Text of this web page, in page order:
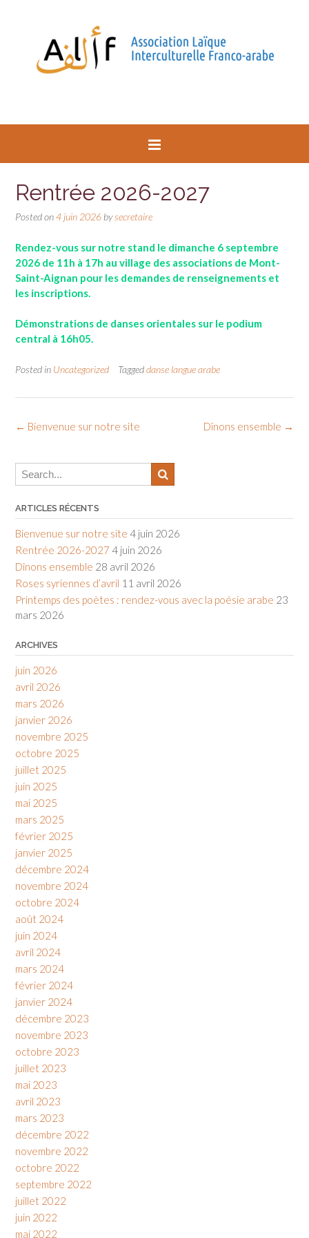
Rentrée 2026-2027
Posted on4 juin 2026 bysecretaire
Rendez-vous sur notre stand le dimanche 6 septembre
2026 de 11h à 17h au village des associations de Mont-
Saint-Aignan pour les demandes de renseignements et
les inscriptions.
Démonstrations de danses orientales sur le podium
central à 16h05.
Posted in Uncategorized Taggeddanse langue arabe
Post
Dînons ensemble →
← Bienvenue sur notre site
ARTICLES RÉCENTS
Bienvenue sur notre site 4 juin 2026
Rentrée 2026-2027 4 juin 2026
Dînons ensemble 28 avril 2026
Roses syriennes d’avril 11 avril 2026
Printemps des poètes : rendez-vous avec la poésie arabe 23
mars 2026
ARCHIVES
juin 2026
avril 2026
mars 2026
janvier 2026
novembre 2025
octobre 2025
juillet 2025
juin 2025
mai 2025
mars 2025
février 2025
janvier 2025
décembre 2024
novembre 2024
octobre 2024
août 2024
juin 2024
avril 2024
mars 2024
février 2024
janvier 2024
décembre 2023
novembre 2023
octobre 2023
juillet 2023
mai 2023
avril 2023
mars 2023
décembre 2022
novembre 2022
octobre 2022
septembre 2022
juillet 2022
juin 2022
mai 2022